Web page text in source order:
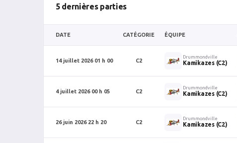
5 dernières parties
DATE CATÉGORIE ÉQUIPE
14 juillet 2026 01 h 00 C2
Drummondville
Kamikazes (C2)
4 juillet 2026 00 h 05 C2
Drummondville
Kamikazes (C2)
26 juin 2026 22 h 20 C2
Drummondville
Kamikazes (C2)